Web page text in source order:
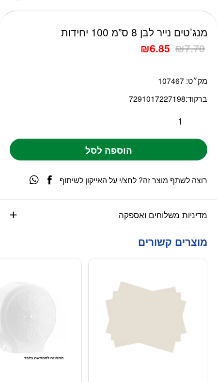
מנג’טים נייר לבן 8 ס”מ 100 יחידות
₪7.70
₪6.85
מק״ט: 107467
ברקוד:7291017227198
כמות מנג'טים נייר לבן 8 ס"מ 100 יחידות
הוספה לסל
מדיניות משלוחים ואספקה
רוצה לשתף מוצר זה? לחצ/י על האייקון לשיתוף
מוצרים קשורים